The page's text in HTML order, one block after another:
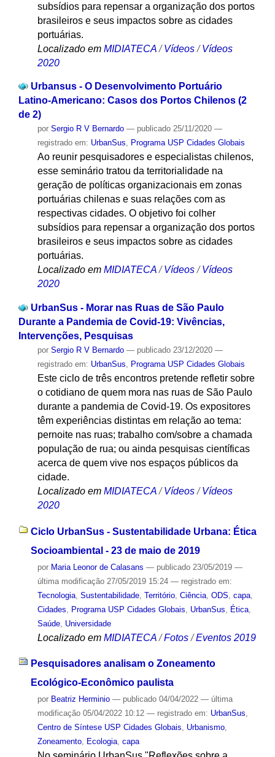
subsídios para repensar a organização dos portos
brasileiros e seus impactos sobre as cidades
portuárias.
Localizado em MIDIATECA /Vídeos /Vídeos
2020
Urbansus - O Desenvolvimento Portuário
Latino-Americano: Casos dos Portos Chilenos (2
de 2)
por Sergio R V Bernardo — publicado25/11/2020 —
registrado em: UrbanSus, Programa USP Cidades Globais
Ao reunir pesquisadores e especialistas chilenos,
esse seminário tratou da territorialidade na
geração de políticas organizacionais em zonas
portuárias chilenas e suas relações com as
respectivas cidades. O objetivo foi colher
subsídios para repensar a organização dos portos
brasileiros e seus impactos sobre as cidades
portuárias.
Localizado em MIDIATECA /Vídeos /Vídeos
2020
UrbanSus - Morar nas Ruas de São Paulo
Durante a Pandemia de Covid-19: Vivências,
Intervenções, Pesquisas
por Sergio R V Bernardo — publicado23/12/2020 —
registrado em: UrbanSus, Programa USP Cidades Globais
Este ciclo de três encontros pretende refletir sobre
o cotidiano de quem mora nas ruas de São Paulo
durante a pandemia de Covid-19. Os expositores
têm experiências distintas em relação ao tema:
pernoite nas ruas; trabalho com/sobre a chamada
população de rua; ou ainda pesquisas científicas
acerca de quem vive nos espaços públicos da
cidade.
Localizado em MIDIATECA /Vídeos /Vídeos
2020
Ciclo UrbanSus - Sustentabilidade Urbana: Ética
Socioambiental - 23 de maio de 2019
por Maria Leonor de Calasans — publicado23/05/2019 —
última modificação27/05/2019 15:24 — registrado em:
Tecnologia, Sustentabilidade, Território, Ciência, ODS capa,
Cidades
Programa USP Cidades Globais UrbanSus Ética,
Saúde, Universidade
Localizado em MIDIATECA /Fotos /Eventos 2019
Pesquisadores analisam o Zoneamento
Ecológico-Econômico paulista
por Beatriz Herminio — publicado04/04/2022 — última
modificação05/04/2022 10:12 — registrado em: UrbanSus,
Centro de Síntese USP Cidades Globais, Urbanismo,
Zoneamento, Ecologia, capa